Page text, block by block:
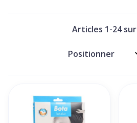
Articles 1-24sur
Trier par: